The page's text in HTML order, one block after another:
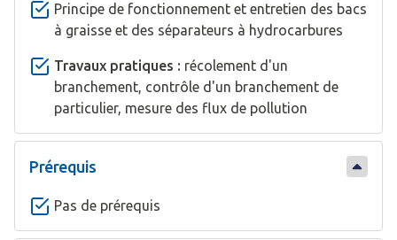
Principe de fonctionnement et entretien des bacs
à graisse et des séparateurs à hydrocarbures
Travaux pratiques : récolement d'un
branchement, contrôle d'un branchement de
particulier, mesure des flux de pollution
Prérequis
Pas de prérequis